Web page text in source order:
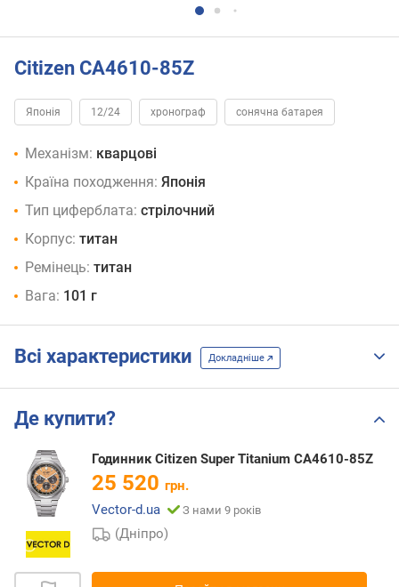
Citizen CA4610-85Z
Японія 12/24 хронограф сонячна батарея
Механізм: кварцові
Країна походження: Японія
Тип циферблата: стрілочний
Корпус: титан
Ремінець: титан
Вага: 101 г
Всі характеристики Докладніше
Де купити?
Годинник Citizen Super Titanium CA4610-85Z
25 520 грн.
Vector-d.ua
З нами 9 років
(Дніпро)